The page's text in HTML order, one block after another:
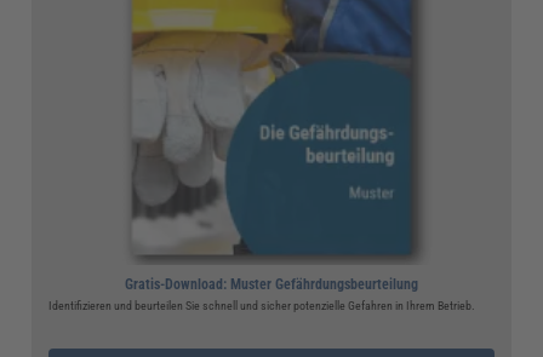
Gratis-Download: Muster Gefährdungsbeurteilung
Identifizieren und beurteilen Sie schnell und sicher potenzielle Gefahren in Ihrem Betrieb.